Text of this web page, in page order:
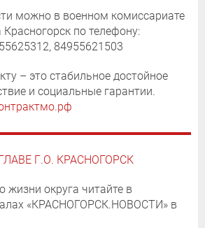
можно в военном комиссариате
Красногорск по телефону:
84955621503
– это стабильное достойное
и социальные гарантии.
Г.О. КРАСНОГОРСК
жизни округа читайте в
«КРАСНОГОРСК.НОВОСТИ» в